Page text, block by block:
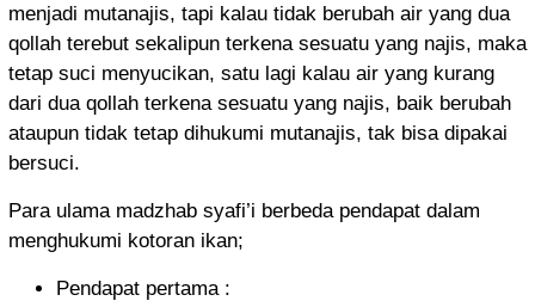
menjadi mutanajis, tapi kalau tidak berubah air yang dua
qollah terebut sekalipun terkena sesuatu yang najis, maka
tetap suci menyucikan, satu lagi kalau air yang kurang
dari dua qollah terkena sesuatu yang najis, baik berubah
ataupun tidak tetap dihukumi mutanajis, tak bisa dipakai
bersuci.
Para ulama madzhab syafi’i berbeda pendapat dalam
menghukumi kotoran ikan;
Pendapat pertama :